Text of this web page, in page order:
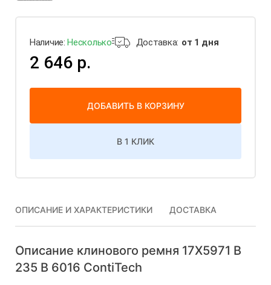
Наличие: Несколько Доставка: от 1 дня
2 646 р.
ДОБАВИТЬ В КОРЗИНУ
В 1 КЛИК
ОПИСАНИЕ И ХАРАКТЕРИСТИКИ ДОСТАВКА
Описание клинового ремня 17Х5971 B
235 В 6016 ContiTech